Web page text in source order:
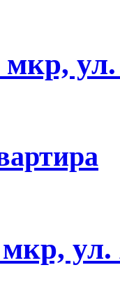
ул.